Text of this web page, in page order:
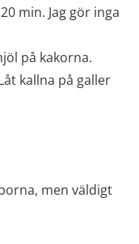
min. Jag gör inga
på kakorna.
kallna på galler
men väldigt